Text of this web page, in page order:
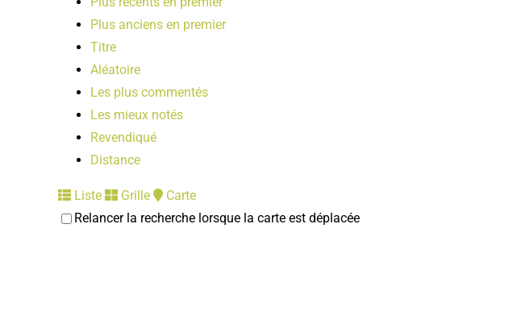
Plus anciens en premier
Titre
Aléatoire
Les plus commentés
Les mieux notés
Revendiqué
Distance
Liste Grille
Carte
Relancer la recherche lorsque la carte est déplacée